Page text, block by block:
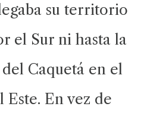
su territorio
el Sur ni hasta la
Caquetá en el
Este. En vez de